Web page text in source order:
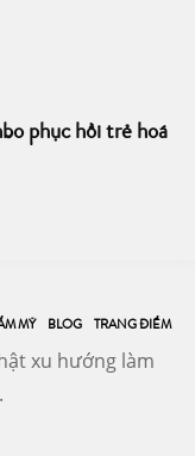
phục hồi trẻ hoá
MỸ BLOG TRANG ĐIỂM
xu hướng làm